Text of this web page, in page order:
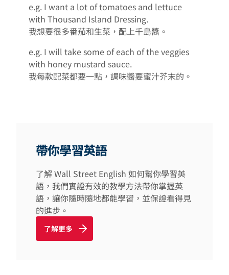
e.g. I want a lot of tomatoes and lettuce
with Thousand Island Dressing.
我想要很多番茄和生菜，配上千島醬。
e.g. I will take some of each of the veggies
with honey mustard sauce.
我每款配菜都要一點，調味醬要蜜汁芥末的。
帶你學習英語
了解 Wall Street English 如何幫你學習英
語，我們實證有效的教學方法帶你掌握英
語，讓你隨時隨地都能學習，並保證看得見
的進步。
了解更多